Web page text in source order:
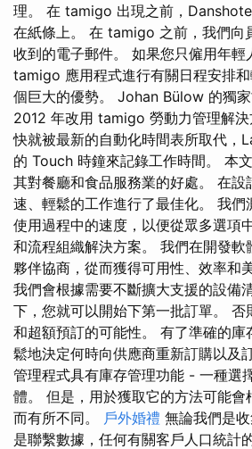
理。 在 tamigo 出現之前，
在紙條上。 在 tamigo 之前，我們向
收到的電子郵件。 如果您只僱用年輕
tamigo 應用程式進行有關日程安排
個巨大的優勢。 Johan Bülow 的獨
2012 年改用 tamigo 勞動力管理解
快就被最新的自動化時間表所取代
的 Touch 時鐘來記錄工作時間。 本
其對餐廳和食品服務業的好處。 在設
速、輕鬆的工作進行了最佳化。 我們
使用過程中的速度，以便從眾多選項
和流程組織解決方案。 我們在開發軟
夥伴協商，從而獲得可用性、效率和
我們會根據需要不斷擴大支援的設備
下，您就可以開始下第一批訂單。 否
和超額預訂的可能性。 有了準確的庫
鬆地決定何時向供應商重新訂購以及
管理程式具有庫存管理功能 - 一種選
體。 但是，用於獲取它的方法可能會
而有所不同。 戶外婚禮 無論我們是
是聯繫數據，任何有關客戶人口統計